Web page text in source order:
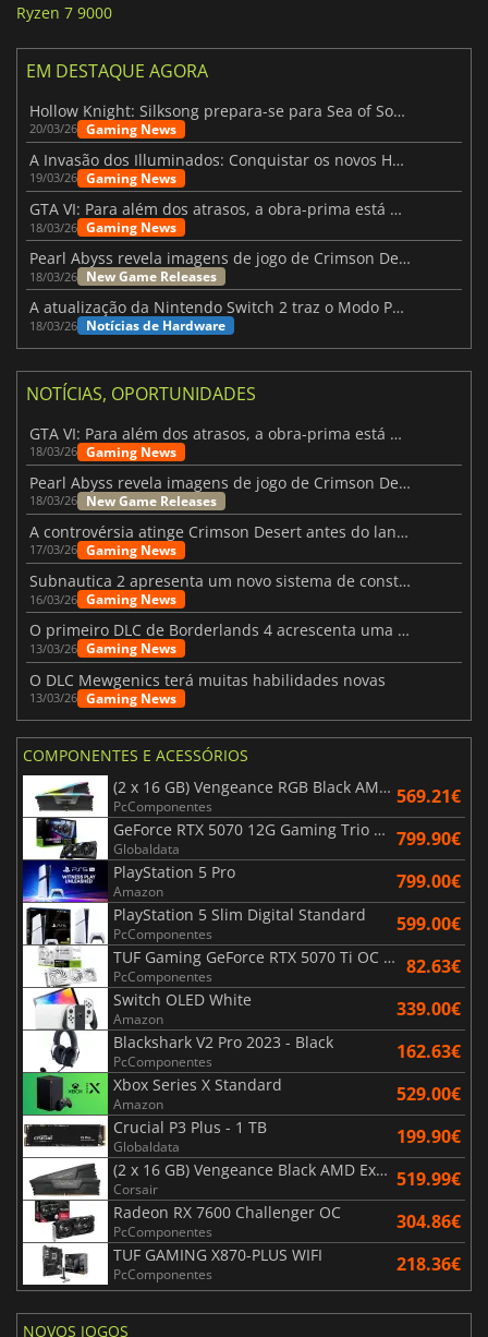
Ryzen 7 9000
EM DESTAQUE AGORA
Hollow Knight: Silksong prepara-se para Sea of Sorrow com um patch
20/03/26 Gaming News
A Invasão dos Illuminados: Conquistar os novos Helldivers 2 Atualização!
19/03/26 Gaming News
GTA VI: Para além dos atrasos, a obra-prima está quase a chegar
18/03/26 Gaming News
Pearl Abyss revela imagens de jogo de Crimson Desert para a PS5
18/03/26 New Game Releases
A atualização da Nintendo Switch 2 traz o Modo Portátil aos jogos mais antigos da Switch
18/03/26 Notícias de Hardware
NOTÍCIAS, OPORTUNIDADES
GTA VI: Para além dos atrasos, a obra-prima está quase a chegar
18/03/26 Gaming News
Pearl Abyss revela imagens de jogo de Crimson Desert para a PS5
18/03/26 New Game Releases
A controvérsia atinge Crimson Desert antes do lançamento
17/03/26 Gaming News
Subnautica 2 apresenta um novo sistema de construção de bases
16/03/26 Gaming News
O primeiro DLC de Borderlands 4 acrescenta uma nova personagem e muito mais
13/03/26 Gaming News
O DLC Mewgenics terá muitas habilidades novas
13/03/26 Gaming News
COMPONENTES E ACESSÓRIOS
(2 x 16 GB) Vengeance RGB Black AMD Expo 6000 MHz - CAS 30
PcComponentes 569.21€
GeForce RTX 5070 12G Gaming Trio OC Black
Globaldata 799.90€
PlayStation 5 Pro
Amazon 799.00€
PlayStation 5 Slim Digital Standard
PcComponentes 599.00€
TUF Gaming GeForce RTX 5070 Ti OC White Edition 16GB
PcComponentes 82.63€
Switch OLED White
Amazon 339.00€
Blackshark V2 Pro 2023 - Black
PcComponentes 162.63€
Xbox Series X Standard
Amazon 529.00€
Crucial P3 Plus - 1 TB
Globaldata 199.90€
(2 x 16 GB) Vengeance Black AMD Expo 6000 MHz - CAS 30
Corsair 519.99€
Radeon RX 7600 Challenger OC
PcComponentes 304.86€
TUF GAMING X870-PLUS WIFI
PcComponentes 218.36€
NOVOS JOGOS